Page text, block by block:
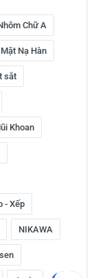
Chữ A
Mặt Nạ Hàn
sắt
Khoan
- Xếp
NIKAWA